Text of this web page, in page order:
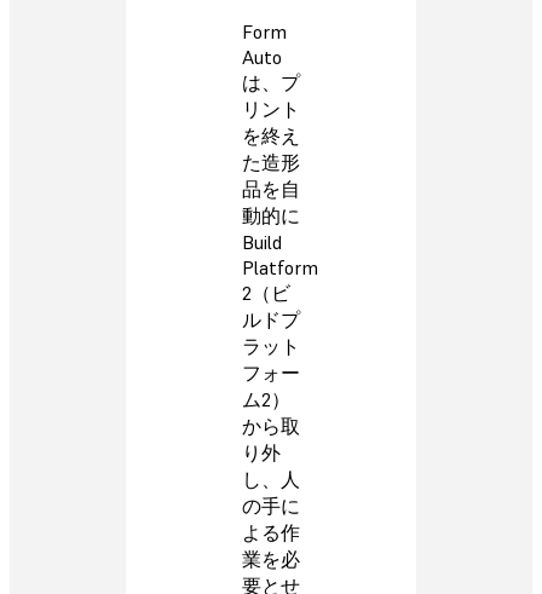
Form
Auto
は、プ
リント
を終え
た造形
品を自
動的に
Build
Platform
2（ビ
ルドプ
ラット
フォー
ム2）
から取
り外
し、人
の手に
よる作
業を必
要とせ